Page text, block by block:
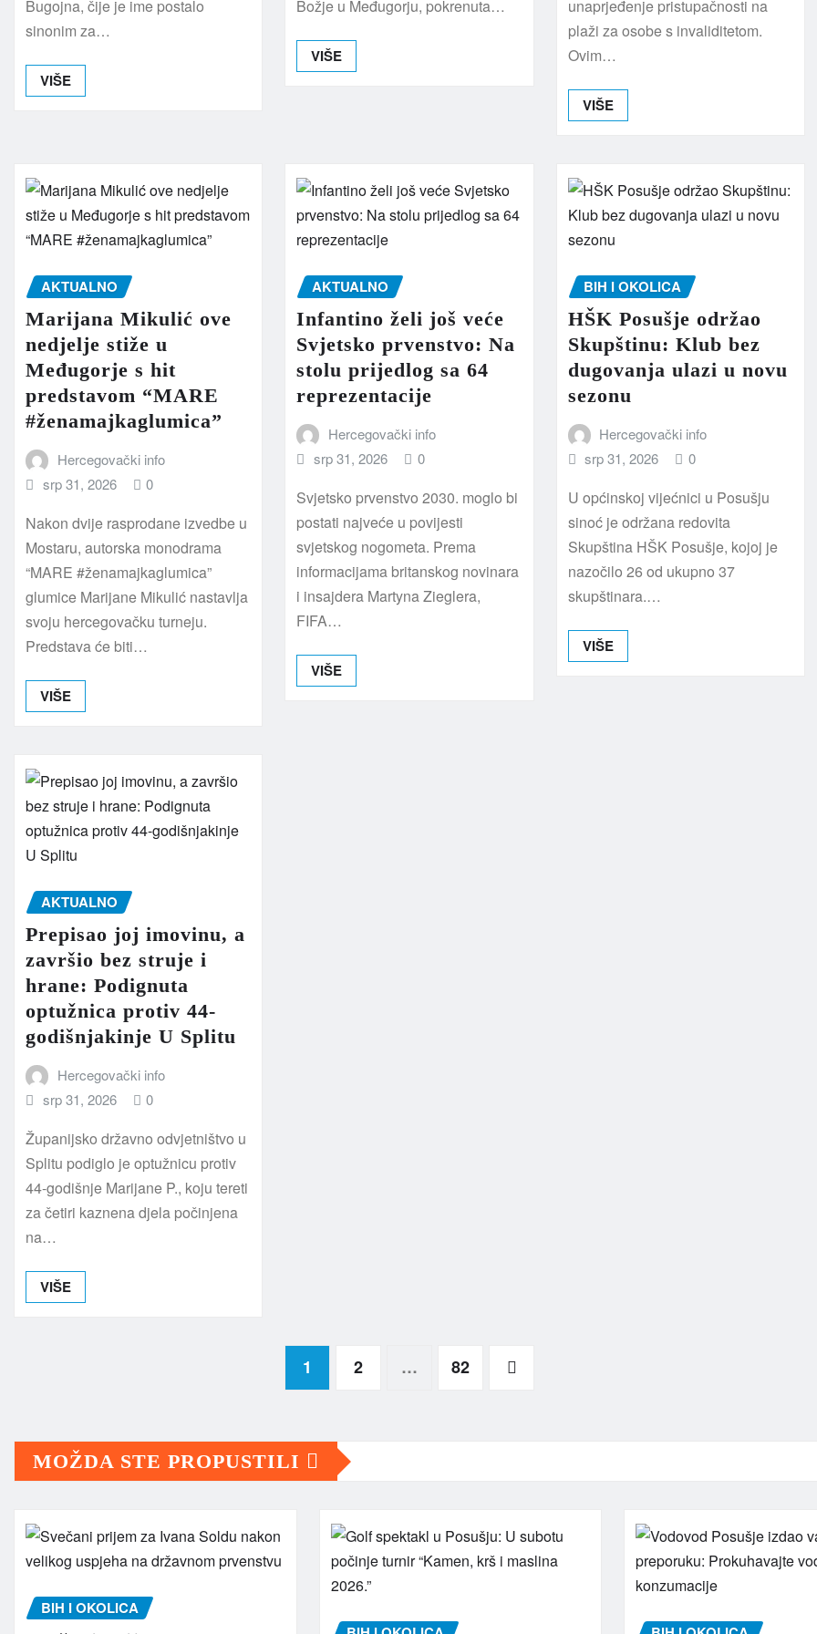
Bugojna, čije je ime postalo
sinonim za…
VIŠE
Božje u Međugorju, pokrenuta…
VIŠE
unaprjeđenje pristupačnosti na
plaži za osobe s invaliditetom.
Ovim…
VIŠE
AKTUALNO
Marijana Mikulić ove
nedjelje stiže u
Međugorje s hit
predstavom “MARE
#ženamajkaglumica”
Hercegovački info
srp 31, 2026
0
Nakon dvije rasprodane izvedbe u
Mostaru, autorska monodrama
“MARE #ženamajkaglumica”
glumice Marijane Mikulić nastavlja
svoju hercegovačku turneju.
Predstava će biti…
VIŠE
AKTUALNO
Infantino želi još veće
Svjetsko prvenstvo: Na
stolu prijedlog sa 64
reprezentacije
Hercegovački info
srp 31, 2026
0
Svjetsko prvenstvo 2030. moglo bi
postati najveće u povijesti
svjetskog nogometa. Prema
informacijama britanskog novinara
i insajdera Martyna Zieglera,
FIFA…
VIŠE
BIH I OKOLICA
HŠK Posušje održao
Skupštinu: Klub bez
dugovanja ulazi u novu
sezonu
Hercegovački info
srp 31, 2026
0
U općinskoj vijećnici u Posušju
sinoć je održana redovita
Skupština HŠK Posušje, kojoj je
nazočilo 26 od ukupno 37
skupštinara.…
VIŠE
AKTUALNO
Prepisao joj imovinu, a
završio bez struje i
hrane: Podignuta
optužnica protiv 44-
godišnjakinje U Splitu
Hercegovački info
srp 31, 2026
0
Županijsko državno odvjetništvo u
Splitu podiglo je optužnicu protiv
44-godišnje Marijane P., koju tereti
za četiri kaznena djela počinjena
na…
VIŠE
objava
1 2 … 82
MOŽDA STE PROPUSTILI
BIH I OKOLICA